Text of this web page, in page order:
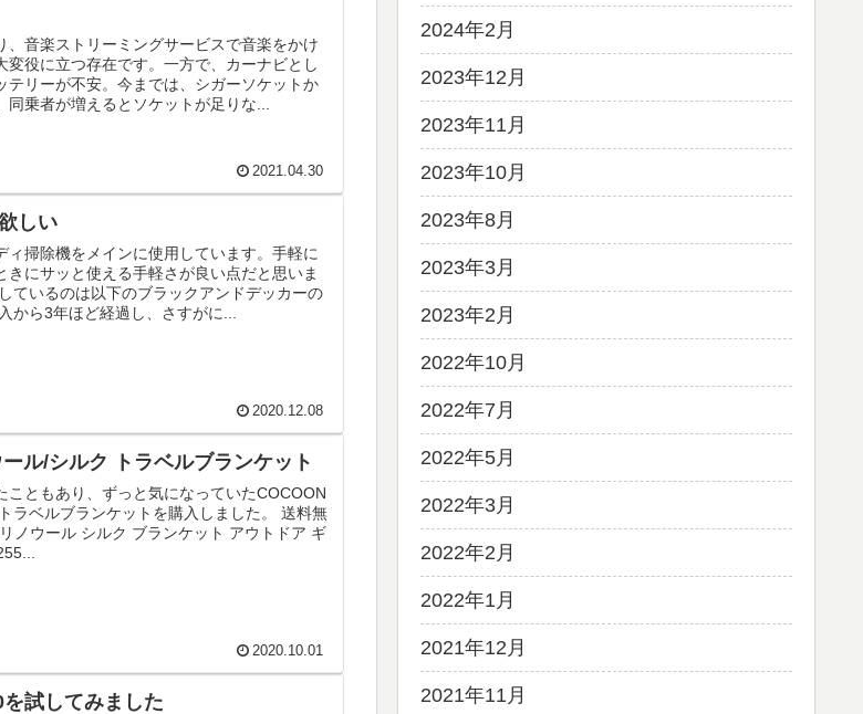
、音楽ストリーミングサービスで音楽をかけ
変役に立つ存在です。一方で、カーナビとし
テリーが不安。今までは、シガーソケットか
同乗者が増えるとソケットが足りな...
2021.04.30
しい
ィ掃除機をメインに使用しています。手軽に
きにサッと使える手軽さが良い点だと思いま
ているのは以下のブラックアンドデッカーの
から3年ほど経過し、さすがに...
2020.12.08
ル/シルク トラベルブランケット
こともあり、ずっと気になっていたCOCOON
ラベルブランケットを購入しました。 送料無
ノウール シルク ブランケット アウトドア ギ
2020.10.01
試してみました
2024年2月
2023年12月
2023年11月
2023年10月
2023年8月
2023年3月
2023年2月
2022年10月
2022年7月
2022年5月
2022年3月
2022年2月
2022年1月
2021年12月
2021年11月